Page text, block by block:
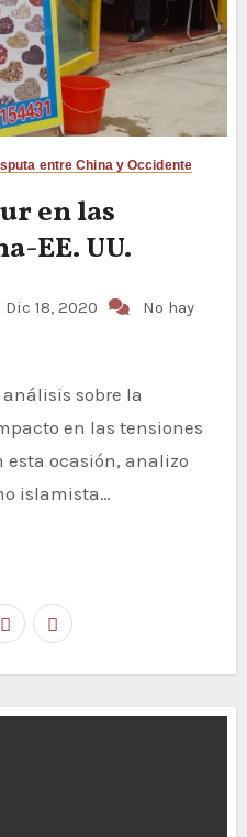
entre China y Occidente
en las
EE. UU.
Dic 18, 2020
No hay
en las tensiones
esta ocasión, analizo
islamista…